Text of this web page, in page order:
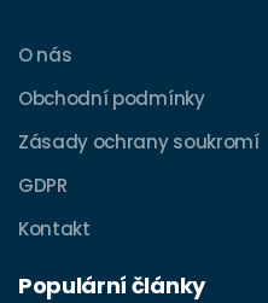
O nás
Obchodní podmínky
Zásady ochrany soukromí
GDPR
Kontakt
Populární články